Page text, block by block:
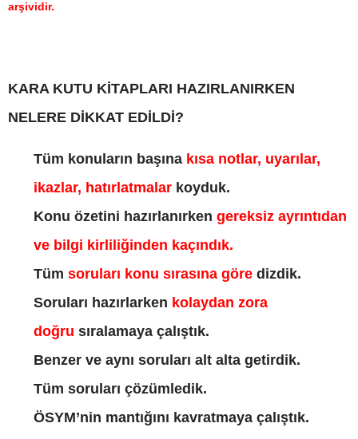
arşividir.
KARA KUTU KİTAPLARI HAZIRLANIRKEN
NELERE DİKKAT EDİLDİ?
Tüm konuların başına kısa notlar, uyarılar,
ikazlar, hatırlatmalar koyduk.
Konu özetini hazırlanırken gereksiz ayrıntıdan
ve bilgi kirliliğinden kaçındık.
Tüm soruları konu sırasına göre dizdik.
Soruları hazırlarken kolaydan zora
doğru sıralamaya çalıştık.
Benzer ve aynı soruları alt alta getirdik.
Tüm soruları çözümledik.
ÖSYM’nin mantığını kavratmaya çalıştık.